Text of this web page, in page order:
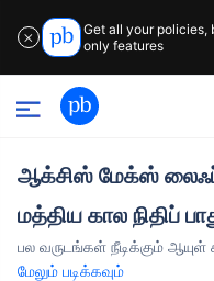
✕
Get all your policies,
only features
ஆக்சிஸ் மேக்ஸ் லைஃப்
மத்திய கால நிதிப்
பல வருடங்கள் நீடிக்கும்
மேலும் படிக்கவும்